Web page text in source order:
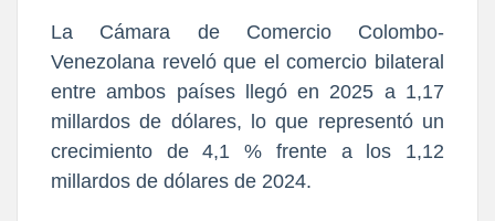
La Cámara de Comercio Colombo-
Venezolana reveló que el comercio bilateral
entre ambos países llegó en 2025 a 1,17
millardos de dólares, lo que representó un
crecimiento de 4,1 % frente a los 1,12
millardos de dólares de 2024.